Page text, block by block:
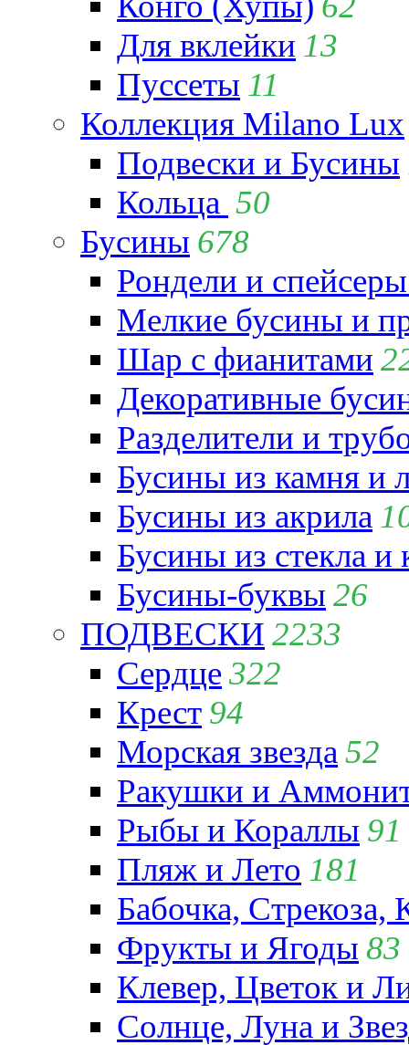
Для вклейки 13
Пуссеты 11
Коллекция Milano Lux
Подвески и Бусины
Кольца 50
Бусины 678
Рондели и
Мелкие бусины и
Шар с фианитами
Декоративные
Разделители и
Бусины из камня и
Бусины из акрила
Бусины из стекла и
Бусины-буквы 26
ПОДВЕСКИ 2233
Сердце322
Крест 94
Морская звезда 52
Ракушки и
Рыбы и Кораллы 91
Пляж и Лето 181
Бабочка,
Фрукты и Ягоды 83
Клевер, Цветок и
Солнце, Луна и